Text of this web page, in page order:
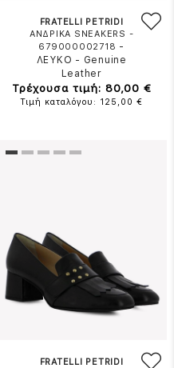
FRATELLI PETRIDI
ΑΝΔΡΙΚΑ SNEAKERS -
679000002718 -
ΛΕΥΚΟ - Genuine
Leather
Τρέχουσα τιμή: 80,00 €
Τιμή καταλόγου: 125,00 €
FRATELLI PETRIDI